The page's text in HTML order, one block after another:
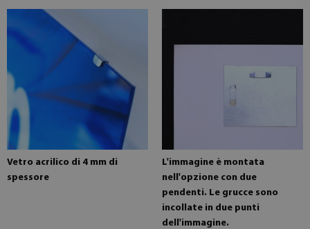
Vetro acrilico di 4 mm di
spessore
L'immagine è montata
nell'opzione con due
pendenti. Le grucce sono
incollate in due punti
dell'immagine.